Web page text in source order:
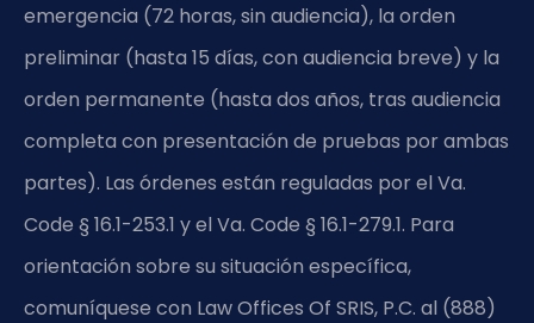
emergencia (72 horas, sin audiencia), la orden
preliminar (hasta 15 días, con audiencia breve) y la
orden permanente (hasta dos años, tras audiencia
completa con presentación de pruebas por ambas
partes). Las órdenes están reguladas por el Va.
Code § 16.1-253.1 y el Va. Code § 16.1-279.1. Para
orientación sobre su situación específica,
comuníquese con Law Offices Of SRIS, P.C. al (888)